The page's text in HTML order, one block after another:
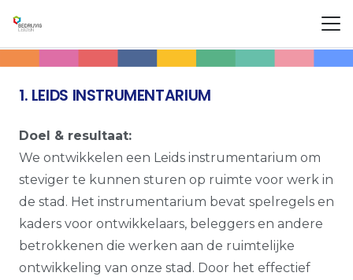
1. LEIDS INSTRUMENTARIUM
Doel & resultaat:
We ontwikkelen een Leids instrumentarium om
steviger te kunnen sturen op ruimte voor werk in
de stad. Het instrumentarium bevat spelregels en
kaders voor ontwikkelaars, beleggers en andere
betrokkenen die werken aan de ruimtelijke
ontwikkeling van onze stad. Door het effectief